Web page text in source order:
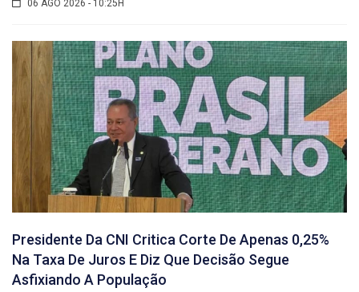
06 AGO 2026 - 10:25H
Presidente Da CNI Critica Corte De Apenas 0,25%
Na Taxa De Juros E Diz Que Decisão Segue
Asfixiando A População